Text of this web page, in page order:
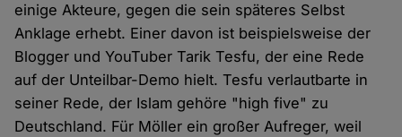
einige Akteure, gegen die sein späteres Selbst
Anklage erhebt. Einer davon ist beispielsweise der
Blogger und YouTuber Tarik Tesfu, der eine Rede
auf der Unteilbar-Demo hielt. Tesfu verlautbarte in
seiner Rede, der Islam gehöre "high five" zu
Deutschland. Für Möller ein großer Aufreger, weil